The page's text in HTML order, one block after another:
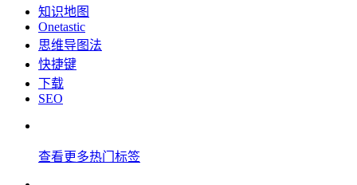
知识地图
Onetastic
思维导图法
快捷键
下载
SEO
查看更多热门标签